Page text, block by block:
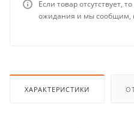
Если товар отсутствует,
ожидания и мы сообщим,
ХАРАКТЕРИСТИКИ